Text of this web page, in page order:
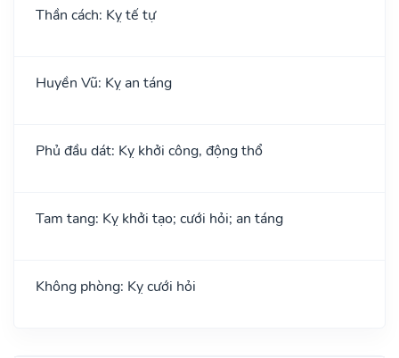
Thần cách: Kỵ tế tự
Huyền Vũ: Kỵ an táng
Phủ đầu dát: Kỵ khởi công, động thổ
Tam tang: Kỵ khởi tạo; cưới hỏi; an táng
Không phòng: Kỵ cưới hỏi